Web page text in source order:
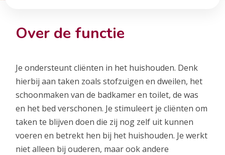
Over de functie
Je ondersteunt cliënten in het huishouden. Denk
hierbij aan taken zoals stofzuigen en dweilen, het
schoonmaken van de badkamer en toilet, de was
en het bed verschonen. Je stimuleert je cliënten om
taken te blijven doen die zij nog zelf uit kunnen
voeren en betrekt hen bij het huishouden. Je werkt
niet alleen bij ouderen, maar ook andere